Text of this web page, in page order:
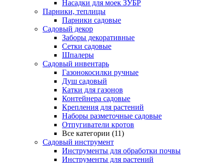
Насадки для моек ЗУБР
Парники, теплицы
Парники садовые
Садовый декор
Заборы декоративные
Сетки садовые
Шпалеры
Садовый инвентарь
Газонокосилки ручные
Душ садовый
Катки для газонов
Контейнера садовые
Крепления для растений
Наборы разметочные садовые
Отпугиватели кротов
Все категории (11)
Садовый инструмент
Инструменты для обработки почвы
Инструменты для растений